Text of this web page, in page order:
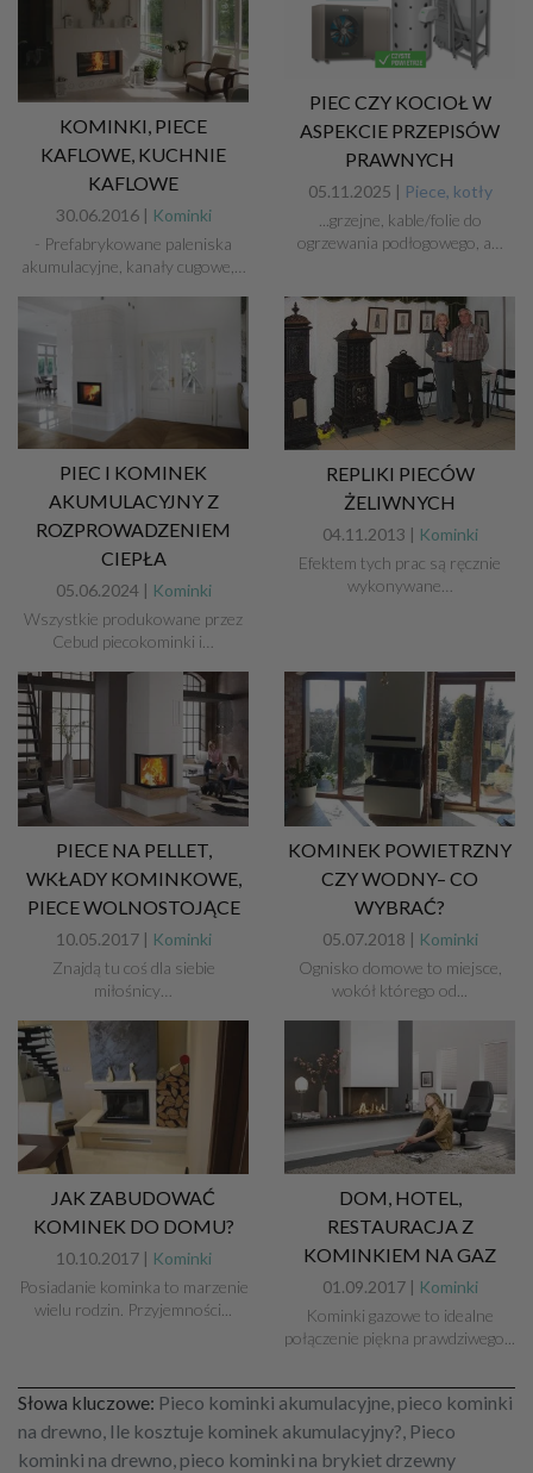
KOMINKI, PIECE
KAFLOWE, KUCHNIE
KAFLOWE
30.06.2016 | Kominki
- Prefabrykowane paleniska
akumulacyjne, kanały cugowe,…
PIEC CZY KOCIOŁ W
ASPEKCIE PRZEPISÓW
PRAWNYCH
05.11.2025 | Piece, kotły
...grzejne, kable/folie do
ogrzewania podłogowego, a…
PIEC I KOMINEK
AKUMULACYJNY Z
ROZPROWADZENIEM
CIEPŁA
05.06.2024 |
Kominki
Wszystkie produkowane przez
Cebud piecokominki i…
REPLIKI PIECÓW
ŻELIWNYCH
04.11.2013 | Kominki
Efektem tych prac są ręcznie
wykonywane…
PIECE NA PELLET,
WKŁADY KOMINKOWE,
PIECE WOLNOSTOJĄCE
10.05.2017 | Kominki
Znajdą tu coś dla siebie
miłośnicy…
KOMINEK POWIETRZNY
CZY WODNY– CO
WYBRAĆ?
05.07.2018 | Kominki
Ognisko domowe to miejsce,
wokół którego od...
JAK ZABUDOWAĆ
KOMINEK DO DOMU?
10.10.2017 | Kominki
Posiadanie kominka to marzenie
wielu rodzin. Przyjemności...
DOM, HOTEL,
RESTAURACJA Z
KOMINKIEM NA GAZ
01.09.2017 | Kominki
Kominki gazowe to idealne
połączenie piękna prawdziwego...
Słowa kluczowe: Pieco kominki akumulacyjne, pieco kominki
na drewno, Ile kosztuje kominek akumulacyjny?, Pieco
kominki na drewno, pieco kominki na brykiet drzewny